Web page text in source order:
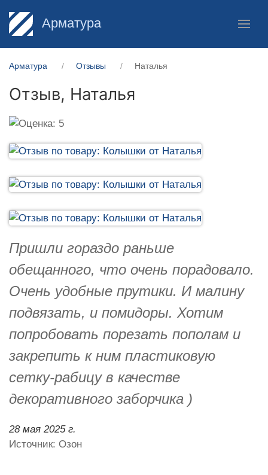
Арматура
Арматура Отзывы Наталья
Отзыв, Наталья
Пришли гораздо раньше
обещанного, что очень порадовало.
Очень удобные прутики. И малину
подвязать, и помидоры. Хотим
попробовать порезать пополам и
закрепить к ним пластиковую
сетку-рабицу в качестве
декоративного заборчика )
28 мая 2025 г.
Источник: Озон